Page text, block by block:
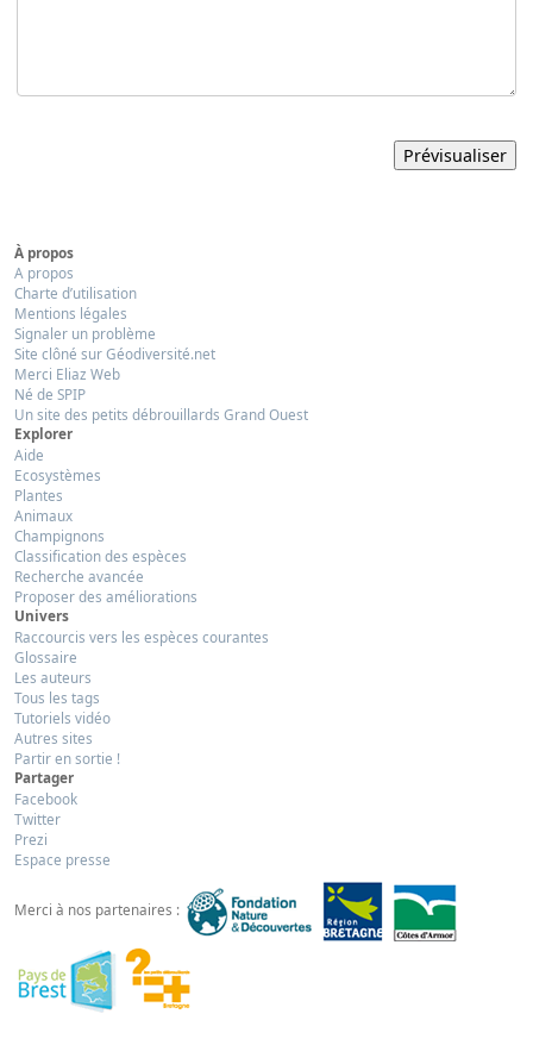
À propos
A propos
Charte d’utilisation
Mentions légales
Signaler un problème
Site clôné sur Géodiversité.net
Merci Eliaz Web
Né de SPIP
Un site des petits débrouillards Grand Ouest
Explorer
Aide
Ecosystèmes
Plantes
Animaux
Champignons
Classification des espèces
Recherche avancée
Proposer des améliorations
Univers
Raccourcis vers les espèces courantes
Glossaire
Les auteurs
Tous les tags
Tutoriels vidéo
Autres sites
Partir en sortie !
Partager
Facebook
Twitter
Prezi
Espace presse
Merci à nos partenaires :